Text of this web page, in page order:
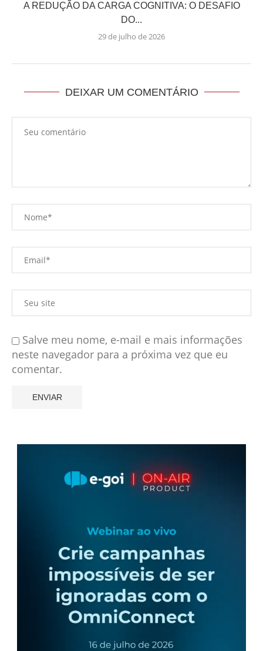
A REDUÇÃO DA CARGA COGNITIVA: O DESAFIO
DO...
29 de julho de 2026
DEIXAR UM COMENTÁRIO
Salve meu nome, e-mail e mais informações
neste navegador para a próxima vez que eu
comentar.